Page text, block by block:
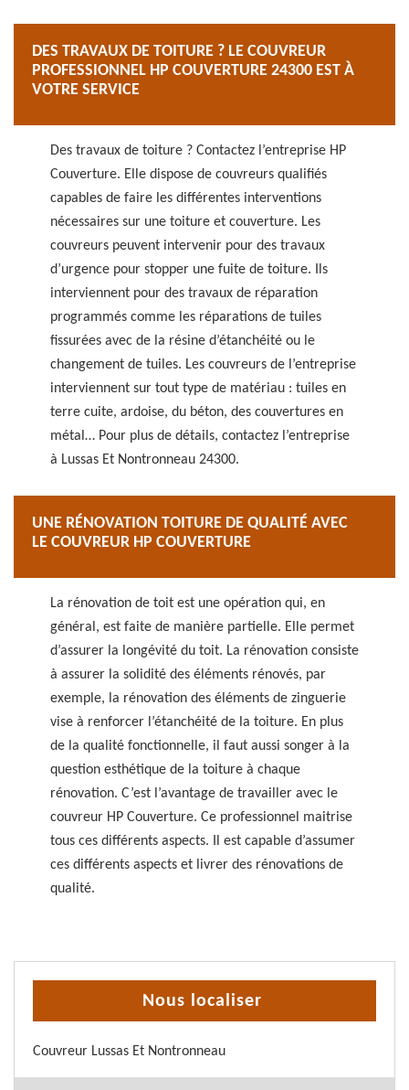
DES TRAVAUX DE TOITURE ? LE COUVREUR
PROFESSIONNEL HP COUVERTURE 24300 EST À
VOTRE SERVICE
Des travaux de toiture ? Contactez l’entreprise HP
Couverture. Elle dispose de couvreurs qualifiés
capables de faire les différentes interventions
nécessaires sur une toiture et couverture. Les
couvreurs peuvent intervenir pour des travaux
d’urgence pour stopper une fuite de toiture. Ils
interviennent pour des travaux de réparation
programmés comme les réparations de tuiles
fissurées avec de la résine d’étanchéité ou le
changement de tuiles. Les couvreurs de l’entreprise
interviennent sur tout type de matériau : tuiles en
terre cuite, ardoise, du béton, des couvertures en
métal… Pour plus de détails, contactez l’entreprise
à Lussas Et Nontronneau 24300.
UNE RÉNOVATION TOITURE DE QUALITÉ AVEC
LE COUVREUR HP COUVERTURE
La rénovation de toit est une opération qui, en
général, est faite de manière partielle. Elle permet
d’assurer la longévité du toit. La rénovation consiste
à assurer la solidité des éléments rénovés, par
exemple, la rénovation des éléments de zinguerie
vise à renforcer l’étanchéité de la toiture. En plus
de la qualité fonctionnelle, il faut aussi songer à la
question esthétique de la toiture à chaque
rénovation. C’est l’avantage de travailler avec le
couvreur HP Couverture. Ce professionnel maitrise
tous ces différents aspects. Il est capable d’assumer
ces différents aspects et livrer des rénovations de
qualité.
Nous localiser
Couvreur Lussas Et Nontronneau